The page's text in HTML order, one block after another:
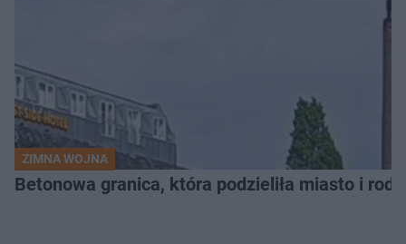
ZIMNA WOJNA
Betonowa granica, która podzieliła miasto i